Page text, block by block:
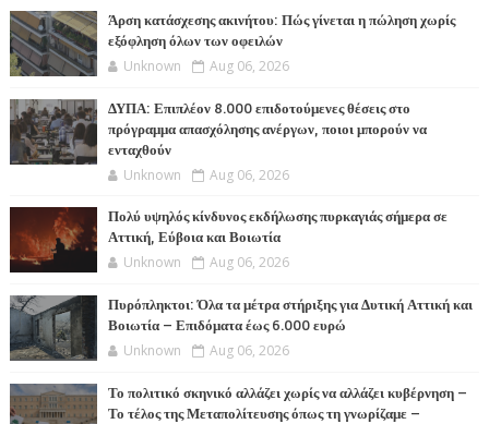
Άρση κατάσχεσης ακινήτου: Πώς γίνεται η πώληση χωρίς
εξόφληση όλων των οφειλών
Unknown Aug 06, 2026
ΔΥΠΑ: Επιπλέον 8.000 επιδοτούμενες θέσεις στο
πρόγραμμα απασχόλησης ανέργων, ποιοι μπορούν να
ενταχθούν
Unknown Aug 06, 2026
Πολύ υψηλός κίνδυνος εκδήλωσης πυρκαγιάς σήμερα σε
Αττική, Εύβοια και Βοιωτία
Unknown Aug 06, 2026
Πυρόπληκτοι: Όλα τα μέτρα στήριξης για Δυτική Αττική και
Βοιωτία – Επιδόματα έως 6.000 ευρώ
Unknown Aug 06, 2026
Το πολιτικό σκηνικό αλλάζει χωρίς να αλλάζει κυβέρνηση –
Το τέλος της Μεταπολίτευσης όπως τη γνωρίζαμε –